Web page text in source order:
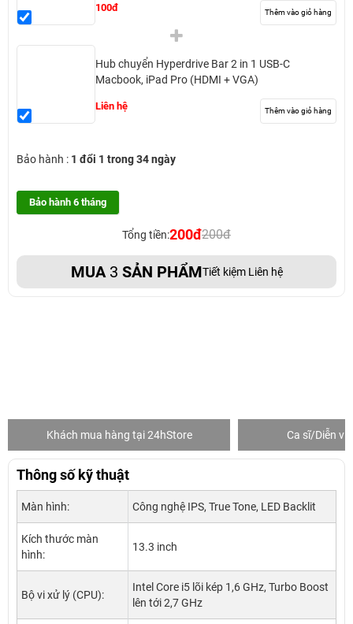
100đ Thêm vào giỏ hàng
Hub chuyển Hyperdrive Bar 2 in 1 USB-C
Macbook, iPad Pro (HDMI + VGA)
Liên hệ Thêm vào giỏ hàng
Bảo hành : 1 đổi 1 trong 34 ngày
Bảo hành 6 tháng
Tổng tiền:200đ200đ
MUA 3 SẢN PHẨMTiết kiệm Liên hệ
Khách mua hàng tại 24hStore Ca sĩ/Diễn
Thông số kỹ thuật
Màn hình: Công nghệ IPS, True Tone, LED Backlit
Kích thước màn
hình:
13.3 inch
Bộ vi xử lý (CPU):
Intel Core i5 lõi kép 1,6 GHz, Turbo Boost
lên tới 2,7 GHz